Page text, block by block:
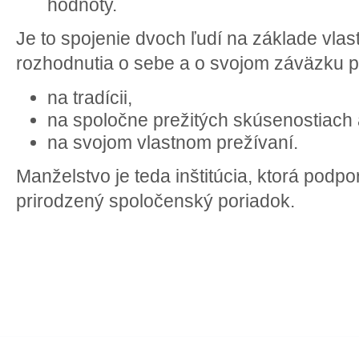
hodnoty.
Je to spojenie dvoch ľudí na základe
rozhodnutia o sebe a o svojom záväzku
na tradícii,
na spoločne prežitých skúsenostiach
na svojom vlastnom prežívaní.
Manželstvo je teda inštitúcia, ktorá
prirodzený spoločenský poriadok.